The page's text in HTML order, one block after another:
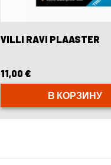
VILLI RAVI PLAASTER
11,00€
В КОРЗИНУ